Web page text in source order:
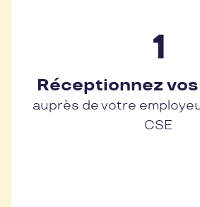
Réceptionnez
auprès de votre
CSE